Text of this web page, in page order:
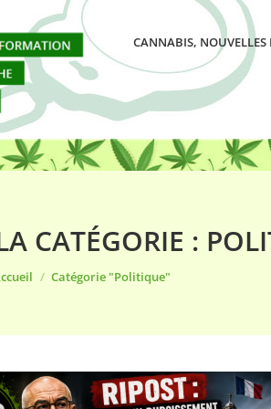
CANNABIS, NOUVELLES
CATÉGORIE :
Catégorie "Politique"